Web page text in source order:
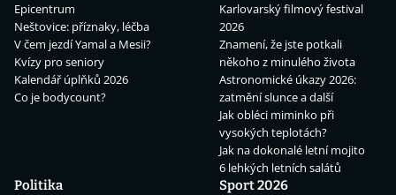
Epicentrum
Neštovice: příznaky, léčba
V čem jezdí Yamal a Mesii?
Kvízy pro seniory
Kalendář úplňků 2026
Co je bodycount?
Karlovarský filmový festival
2026
Znamení, že jste potkali
někoho z minulého života
Astronomické úkazy 2026:
zatmění slunce a další
Jak obléci miminko při
vysokých teplotách?
Jak na dokonalé letní mojito
6 lehkých letních salátů
Politika
Sport 2026